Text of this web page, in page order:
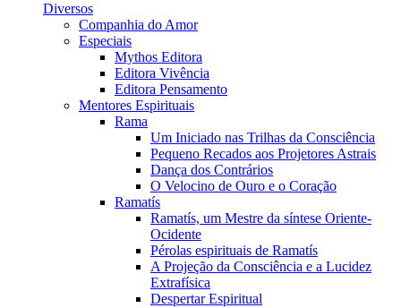
Diversos
Companhia do Amor
Especiais
Mythos Editora
Editora Vivência
Editora Pensamento
Mentores Espirituais
Rama
Um Iniciado nas Trilhas da Consciência
Pequeno Recados aos Projetores Astrais
Dança dos Contrários
O Velocino de Ouro e o Coração
Ramatís
Ramatís, um Mestre da síntese Oriente-
Ocidente
Pérolas espirituais de Ramatís
A Projeção da Consciência e a Lucidez
Extrafísica
Despertar Espiritual